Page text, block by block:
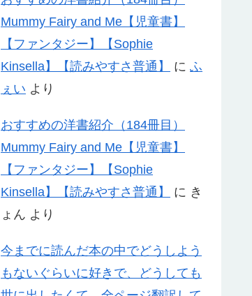
Mummy Fairy and Me【児童書】
【ファンタジー】【Sophie
Kinsella】【読みやすさ普通】
に ふ
ぇい より
おすすめの洋書紹介（184冊目）
Mummy Fairy and Me【児童書】
【ファンタジー】【Sophie
Kinsella】【読みやすさ普通】
に き
ょん より
今までに読んだ本の中でどうしよう
もないぐらいに好きで、どうしても